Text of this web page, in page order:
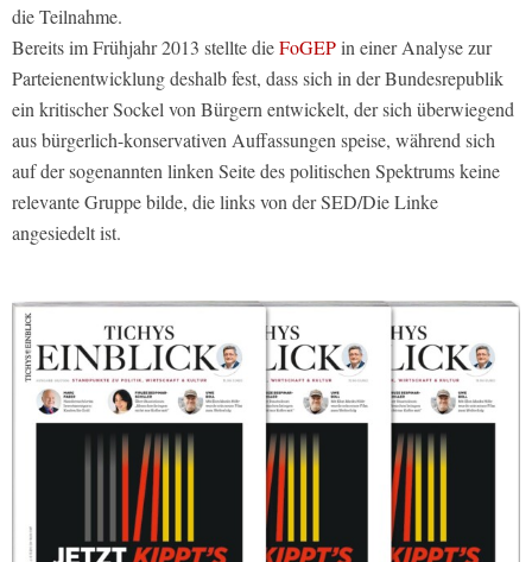
die Teilnahme.
Bereits im Frühjahr 2013 stellte dieFoGEPin einer Analyse zur
Parteienentwicklung deshalb fest, dass sich in der Bundesrepublik
ein kritischer Sockel von Bürgern entwickelt, der sich überwiegend
aus bürgerlich-konservativen Auffassungen speise, während sich
auf der sogenannten linken Seite des politischen Spektrums keine
relevante Gruppe bilde, die links von der SED/Die Linke
angesiedelt ist.